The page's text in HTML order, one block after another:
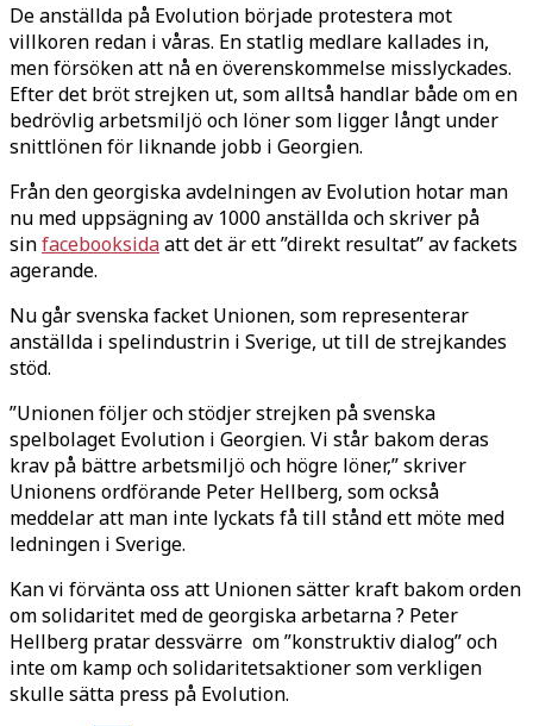
De anställda på Evolution började protestera mot
villkoren redan i våras. En statlig medlare kallades in,
men försöken att nå en överenskommelse misslyckades.
Efter det bröt strejken ut, som alltså handlar både om en
bedrövlig arbetsmiljö och löner som ligger långt under
snittlönen för liknande jobb i Georgien.
Från den georgiska avdelningen av Evolution hotar man
nu med uppsägning av 1000 anställda och skriver på
sinfacebooksidaatt det är ett ”direkt resultat” av fackets
agerande.
Nu går svenska facket Unionen, som representerar
anställda i spelindustrin i Sverige, ut till de strejkandes
stöd.
”Unionen följer och stödjer strejken på svenska
spelbolaget Evolution i Georgien. Vi står bakom deras
krav på bättre arbetsmiljö och högre löner,” skriver
Unionens ordförande Peter Hellberg, som också
meddelar att man inte lyckats få till stånd ett möte med
ledningen i Sverige.
Kan vi förvänta oss att Unionen sätter kraft bakom orden
om solidaritet med de georgiska arbetarna ? Peter
Hellberg pratar dessvärre om ”konstruktiv dialog” och
inte om kamp och solidaritetsaktioner som verkligen
skulle sätta press på Evolution.